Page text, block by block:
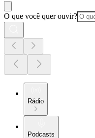
O que você quer ouvir?
Rádio
Podcasts